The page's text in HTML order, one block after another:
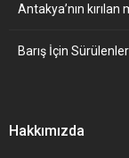
Antakya’nın
Barış İçin
Hakkımızda